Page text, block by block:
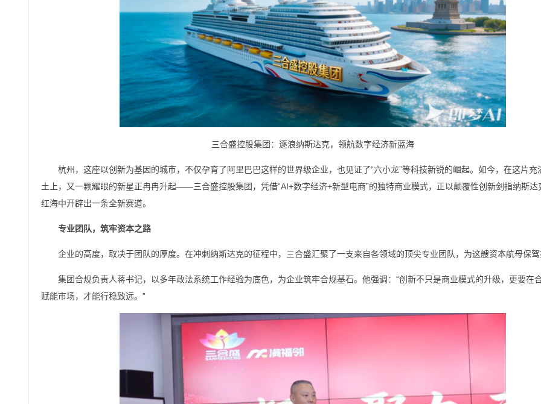
三合盛控股集团：逐浪纳斯达克，领航数字经济新蓝海
杭州，这座以创新为基因的城市，不仅孕育了阿里巴巴这样的世界级企业，也见证了“六小龙”等科技新锐的崛起。如今，在这片充
土上，又一颗耀眼的新星正冉冉升起——三合盛控股集团，凭借“AI+数字经济+新型电商”的独特商业模式，正以颠覆性创新剑指纳斯达
红海中开辟出一条全新赛道。
专业团队，筑牢资本之路
企业的高度，取决于团队的厚度。在冲刺纳斯达克的征程中，三合盛汇聚了一支来自各领域的顶尖专业团队，为这艘资本航母保
集团合规负责人蒋书记，以多年政法系统工作经验为底色，为企业筑牢合规基石。他强调：“创新不只是商业模式的升级，更要在
赋能市场，才能行稳致远。”